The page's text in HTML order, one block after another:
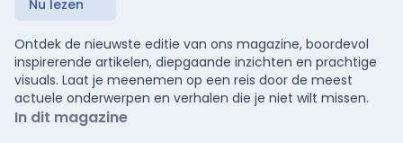
Nu lezen
Ontdek de nieuwste editie van ons magazine, boordevol
inspirerende artikelen, diepgaande inzichten en prachtige
visuals. Laat je meenemen op een reis door de meest
actuele onderwerpen en verhalen die je niet wilt missen.
In dit magazine